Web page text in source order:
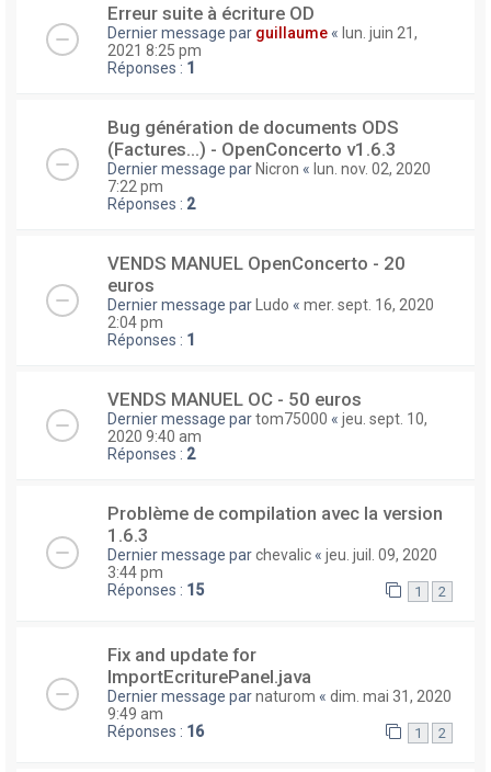
Erreur suite à écriture OD
Dernier message par guillaume « lun. juin 21,
2021 8:25 pm
Réponses : 1
Bug génération de documents ODS
(Factures...) - OpenConcerto v1.6.3
Dernier message parNicron « lun. nov. 02, 2020
7:22 pm
Réponses : 2
VENDS MANUEL OpenConcerto - 20
euros
Dernier message parLudo « mer. sept. 16, 2020
2:04 pm
Réponses : 1
VENDS MANUEL OC - 50 euros
Dernier message partom75000 « jeu. sept. 10,
2020 9:40 am
Réponses : 2
Problème de compilation avec la version
1.6.3
Dernier message parchevalic « jeu. juil. 09, 2020
3:44 pm
Réponses : 15 1 2
Fix and update for
ImportEcriturePanel.java
Dernier message parnaturom « dim. mai 31, 2020
9:49 am
Réponses : 16 1 2